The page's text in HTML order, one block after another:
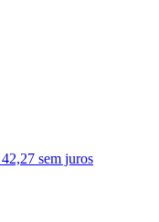
sem juros